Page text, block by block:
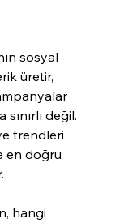
sosyal
üretir,
değil.
trendleri
en doğru
hangi